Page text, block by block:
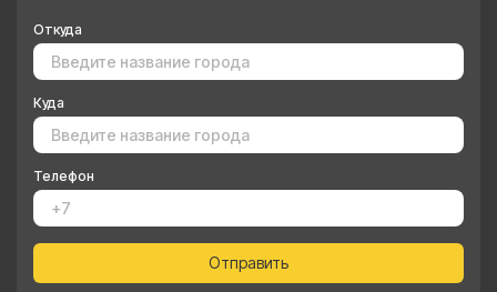
Откуда
Куда
Телефон